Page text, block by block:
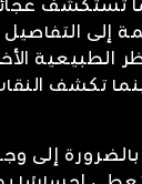
تستكشف
إلى
الطبيعية
تكشف
إلى
إحساسًا